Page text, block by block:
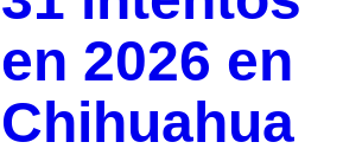
en 2026 en
Chihuahua